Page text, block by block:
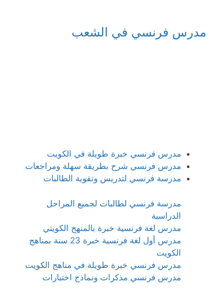
مدرس فرنسي في الشعب
مدرس فرنسي خبرة طويلة في الكويت
مدرس فرنسي شرح بطريقة سهلة ومراجعات
مدرسة فرنسي لتدريس وتقوية الطالبات
مدرسة فرنسي لطالبات لجميع المراحل
الدراسية
مدرس لغة فرنسية خبرة بالمنهج الكويتي
مدرس أول لغة فرنسية خبرة 23 سنة بمناهج
الكويت
مدرس فرنسي خبرة طويلة في مناهج الكويت
مدرس فرنسي مذكرات ونماذج اختبارات